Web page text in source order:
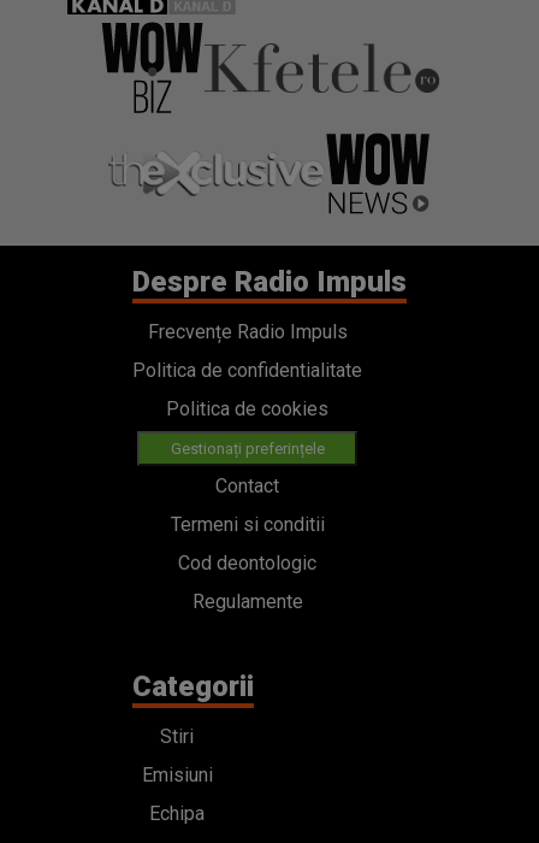
Despre Radio Impuls
Frecvențe Radio Impuls
Politica de confidentialitate
Politica de cookies
Gestionați preferințele
Contact
Termeni si conditii
Cod deontologic
Regulamente
Categorii
Stiri
Emisiuni
Echipa